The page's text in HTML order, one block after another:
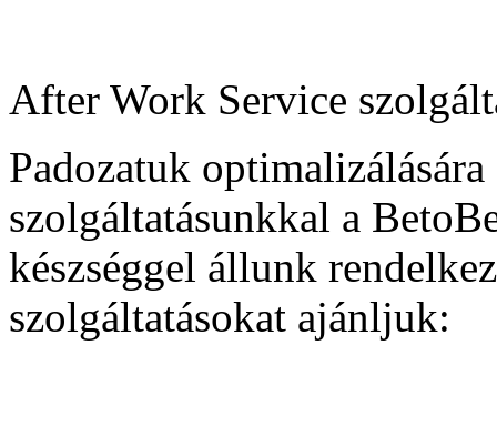
After Work Service
Padozatuk
szolgáltatásunkkal a
készséggel állunk
szolgáltatásokat ajánljuk: